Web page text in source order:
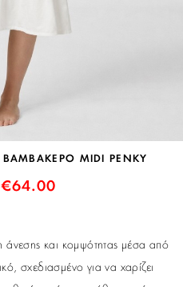
MIDI PENKY
€64.00
άνεσης και κομψότητας μέσα από
σχεδιασμένο για να χαρίζει